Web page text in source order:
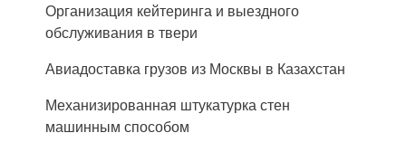
Организация кейтеринга и выездного
обслуживания в твери
Авиадоставка грузов из Москвы в Казахстан
Механизированная штукатурка стен
машинным способом